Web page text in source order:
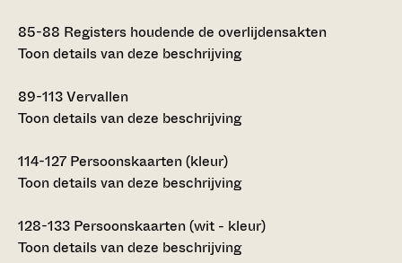
85-88 Registers houdende de overlijdensakten
Toon details van deze beschrijving
89-113Vervallen
Toon details van deze beschrijving
114-127 Persoonskaarten (kleur)
Toon details van deze beschrijving
128-133 Persoonskaarten (wit - kleur)
Toon details van deze beschrijving